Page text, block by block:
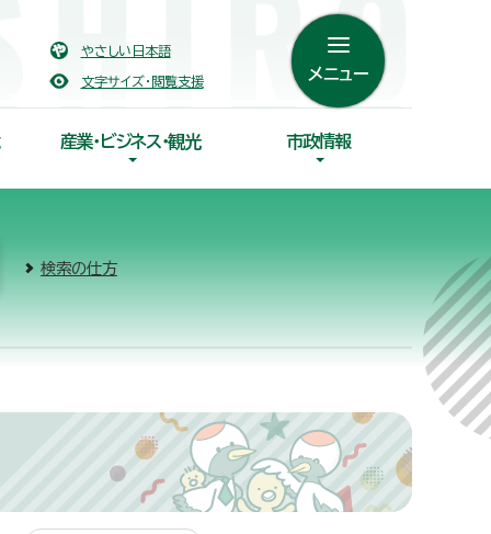
やさしい日本語
文字サイズ・閲覧支援 メニュー
産業・ビジネス・観光 市政情報
検索の仕方